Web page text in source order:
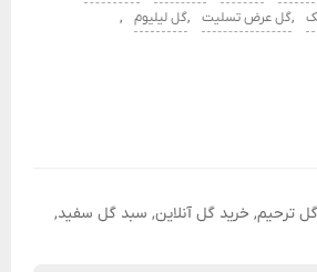
,گل عرض تسلیت ,گل لیلیوم ,
ترحیم, خرید گل آنلاین, سبد گل سفید,